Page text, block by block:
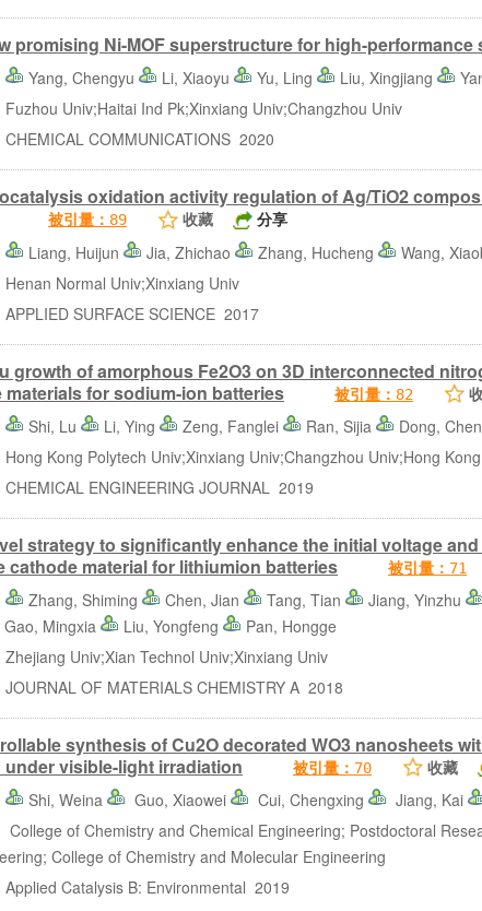
promising Ni-MOF superstructure for high-
Yang, Chengyu Li, Xiaoyu Yu, Ling Liu, Xingjiang
Fuzhou Univ;Haitai Ind Pk;Xinxiang Univ;Changzhou Univ
CHEMICAL COMMUNICATIONS 2020
oxidation activity regulation of Ag/TiO2
被引量： 89 收藏
分享
Liang, Huijun Jia, Zhichao Zhang, Hucheng Wang,
Henan Normal Univ;Xinxiang Univ
APPLIED SURFACE SCIENCE 2017
growth of amorphous Fe2O3 on 3D interconnected
materials for sodium-ion batteries
被引量： 82
Shi, Lu Li, Ying Zeng, Fanglei Ran, Sijia Dong,
Hong Kong Polytech Univ;Xinxiang Univ;Changzhou Univ;Hong
CHEMICAL ENGINEERING JOURNAL 2019
strategy to significantly enhance the initial voltage
cathode material for lithiumion batteries
被引量： 71
Zhang, Shiming Chen, Jian Tang, Tian Jiang, Yinzhu
Gao, Mingxia Liu, Yongfeng
Pan, Hongge
Zhejiang Univ;Xian Technol Univ;Xinxiang Univ
JOURNAL OF MATERIALS CHEMISTRY A 2018
synthesis of Cu2O decorated WO3 nanosheets
visible-light irradiation
被引量： 70 收藏
Shi, Weina Guo, Xiaowei Cui, Chengxing Jiang, Kai
College of Chemistry and Chemical Engineering; Postdoctoral
College of Chemistry and Molecular Engineering
Applied Catalysis B: Environmental 2019